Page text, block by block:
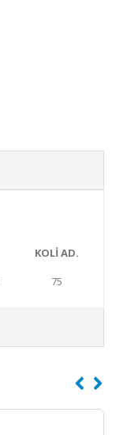
KOLİ AD.
75